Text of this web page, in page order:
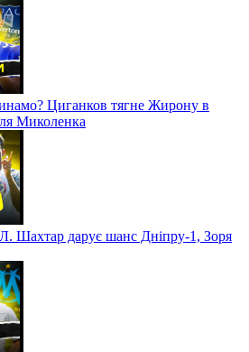
Циганков тягне Жирону в
Миколенка
Шахтар дарує шанс Дніпру-1, Зоря